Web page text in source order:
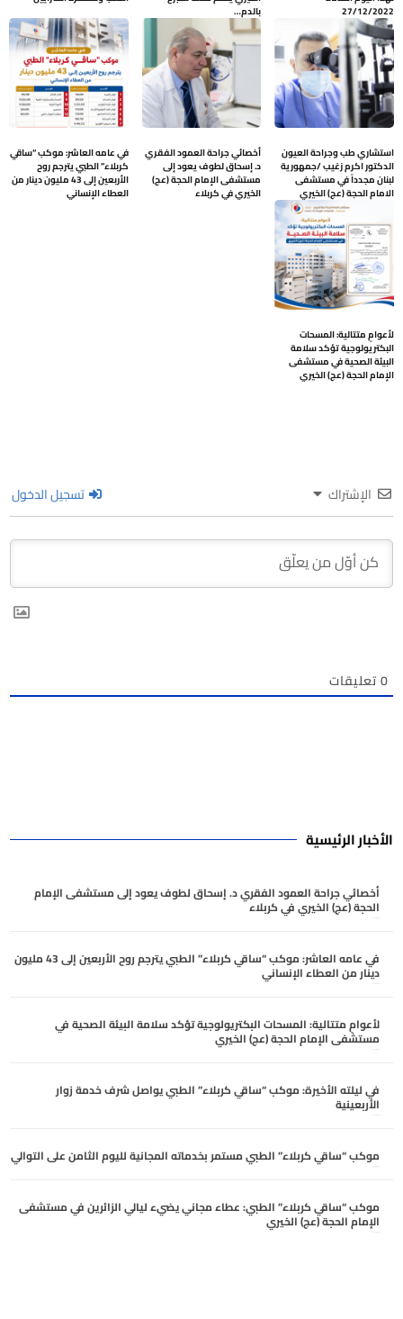
27/12/2022 بالدم…
استشاري طب وجراحة العيون
الدكتور اكرم زغيب /جمهورية
لبنان مجدداً في مستشفى
الامام الحجة (عج) الخيري
أخصائي جراحة العمود الفقري
د. إسحاق لطوف يعود إلى
مستشفى الإمام الحجة (عج)
الخيري في كربلاء
في عامه العاشر: موكب “ساقي
كربلاء” الطبي يترجم روح
الأربعين إلى 43 مليون دينار من
العطاء الإنساني
لأعوامٍ متتالية: المسحات
البكتريولوجية تؤكد سلامة
البيئة الصحية في مستشفى
الإمام الحجة (عج) الخيري
الإشتراك تسجيل الدخول
0تعليقات
الأخبار الرئيسية
أخصائي جراحة العمود الفقري د. إسحاق لطوف يعود إلى مستشفى الإمام
الحجة (عج) الخيري في كربلاء
أغسطس 6, 2026
في عامه العاشر: موكب “ساقي كربلاء” الطبي يترجم روح الأربعين إلى 43 مليون
دينار من العطاء الإنساني
أغسطس 6, 2026
لأعوامٍ متتالية: المسحات البكتريولوجية تؤكد سلامة البيئة الصحية في
مستشفى الإمام الحجة (عج) الخيري
أغسطس 6, 2026
في ليلته الأخيرة: موكب “ساقي كربلاء” الطبي يواصل شرف خدمة زوار
الأربعينية
أغسطس 5, 2026
موكب “ساقي كربلاء” الطبي مستمر بخدماته المجانية لليوم الثامن على التوالي
أغسطس 5, 2026
موكب “ساقي كربلاء” الطبي: عطاء مجاني يضيء ليالي الزائرين في مستشفى
الإمام الحجة (عج) الخيري
أغسطس 4, 2026